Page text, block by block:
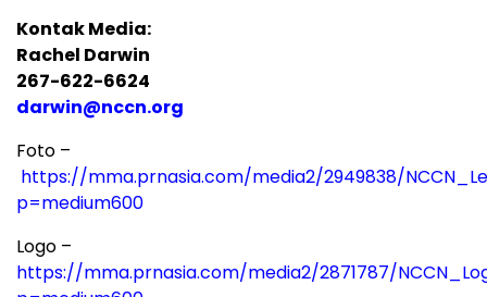
Kontak Media:
Rachel Darwin
267-622-6624
darwin@nccn.org
Foto –
https://mma.prnasia.com/media2/2949838/
p=medium600
Logo –
https://mma.prnasia.com/media2/2871787/